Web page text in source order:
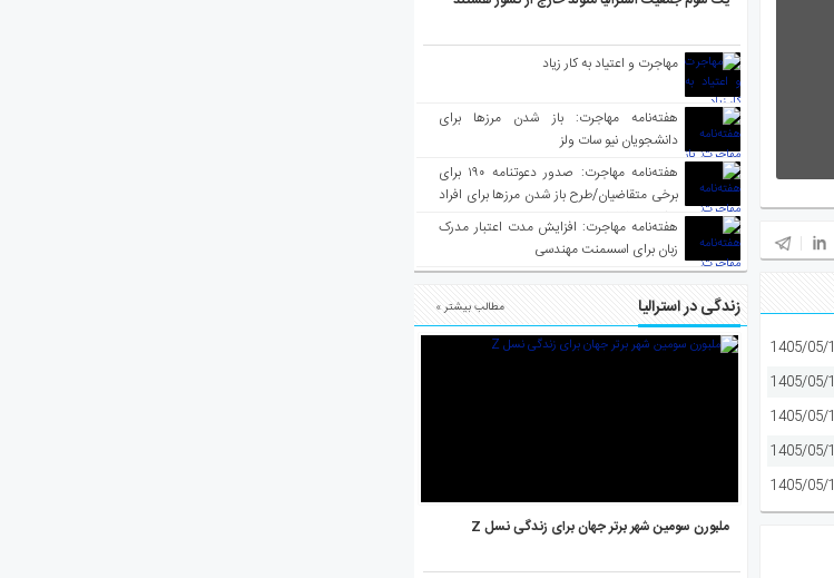
1405/05/
1405/05/
1405/05/
1405/05/
1405/05/
مهاجرت و اعتیاد به کار زیاد
هفته‌نامه مهاجرت: باز شدن مرزها برای
دانشجویان نیو سات ولز
هفته‌نامه مهاجرت: صدور دعوتنامه ۱۹۰ برای
برخی متقاضیان/طرح باز شدن مرزها برای افراد
واکسینه شده
هفته‌نامه مهاجرت: افزایش مدت اعتبار مدرک
زبان برای اسسمنت مهندسی
زندگی در استرالیا مطالب بیشتر »
ملبورن سومین شهر برتر جهان برای زندگی نسل Z